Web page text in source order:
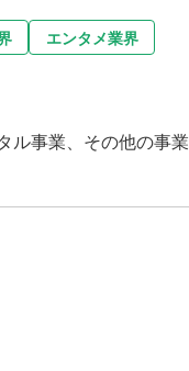
エンタメ業界
ル事業、その他の事業